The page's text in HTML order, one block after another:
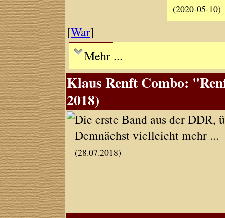
(2020-05-10)
[War]
Mehr ...
Klaus Renft Combo:
2018)
Die erste Band aus der DDR,
Demnächst vielleicht mehr ...
(28.07.2018)